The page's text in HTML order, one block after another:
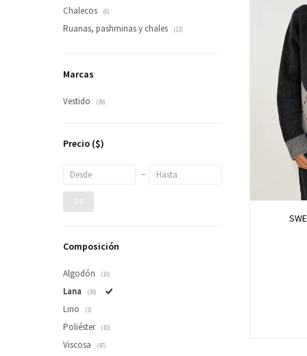
Chalecos (6)
Ruanas, pashminas y chales (12)
Marcas
Vestido (39)
Precio ($)
OK
Composición
Algodón (10)
Lana (39)
Lino (3)
Poliéster (10)
Viscosa (47)